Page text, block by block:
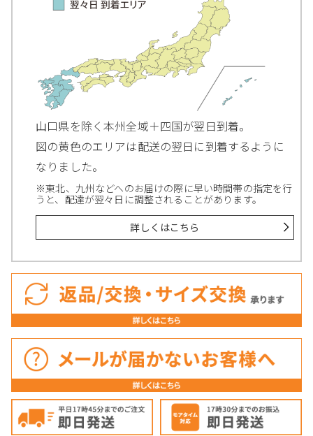
山口県を除く本州全域＋四国が翌日到着。
図の黄色のエリアは配送の翌日に到着するように
なりました。
※東北、九州などへのお届けの際に早い時間帯の指定を行
うと、配達が翌々日に調整されることがあります。
詳しくはこちら